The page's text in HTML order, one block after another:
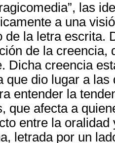
las
a una
de la letra escrita.
de la creencia,
Dicha creencia
que dio lugar a
entender la
que afecta a
entre la
letrada por un